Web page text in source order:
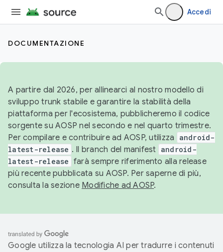
Accedi
DOCUMENTAZIONE
A partire dal 2026, per allinearci al nostro modello di
sviluppo trunk stabile e garantire la stabilità della
piattaforma per l'ecosistema, pubblicheremo il codice
sorgente su AOSP nel secondo e nel quarto trimestre.
Per compilare e contribuire ad AOSP, utilizza
android-
latest-release . Il branch del manifest android-
latest-release farà sempre riferimento alla release
più recente pubblicata su AOSP. Per saperne di più,
consulta la sezione Modifiche ad AOSP.
Google utilizza la tecnologia AI per tradurre i contenuti